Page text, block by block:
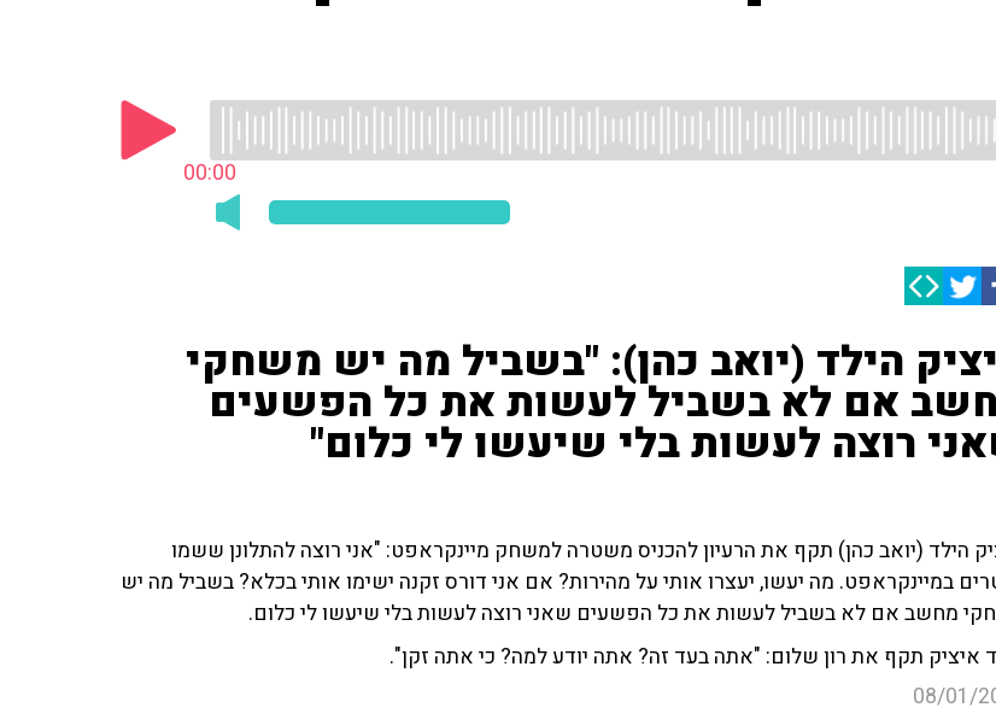
00:00
הילד (יואב כהן): "בשביל מה יש משחקי
אם לא בשביל לעשות את כל הפשעים
רוצה לעשות בלי שיעשו לי כלום"
הילד (יואב כהן) תקף את הרעיון להכניס משטרה למשחק מיינקראפט: "אני רוצה להתלונן ששמו
במיינקראפט. מה יעשו, יעצרו אותי על מהירות? אם אני דורס זקנה ישימו אותי בכלא? בשביל מה יש
מחשב אם לא בשביל לעשות את כל הפשעים שאני רוצה לעשות בלי שיעשו לי כלום.
איציק תקף את רון שלום: "אתה בעד זה? אתה יודע למה? כי אתה זקן".
08/01/